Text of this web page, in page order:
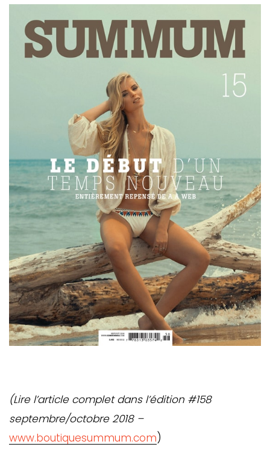
(Lire l’article complet dans l’édition #158
septembre/octobre 2018 –
www.boutiquesummum.com)